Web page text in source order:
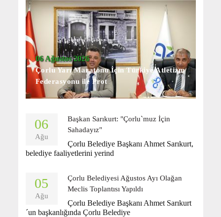
06 Ağustos 2026
Çorlu Yarı Maratonu İçin Türkiye Atletizm
Federasyonu ile Prot
06
Ağu
Başkan Sarıkurt: "Çorlu`muz İçin
Sahadayız"
Çorlu Belediye Başkanı Ahmet Sarıkurt,
belediye faaliyetlerini yerind
05
Ağu
Çorlu Belediyesi Ağustos Ayı Olağan
Meclis Toplantısı Yapıldı
Çorlu Belediye Başkanı Ahmet Sarıkurt
´un başkanlığında Çorlu Belediye